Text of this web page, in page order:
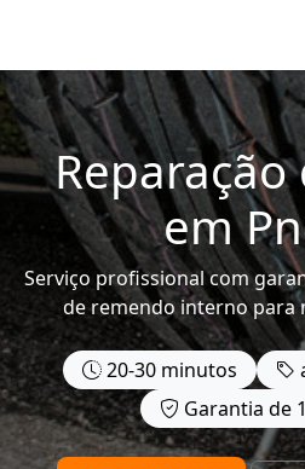
em
Serviço profissional com
de remendo interno para
20-30 minutos
Garantia de